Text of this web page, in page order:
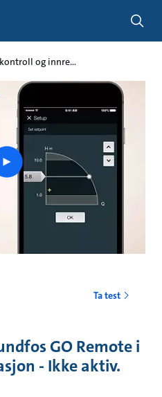
og innre...
Play
video
Ta test
GO Remote i
- Ikke aktiv.